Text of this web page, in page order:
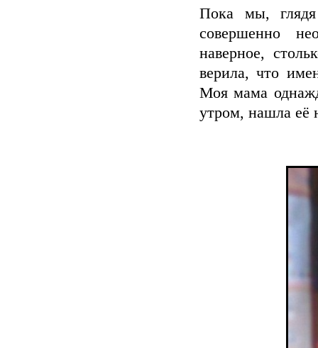
Пока мы,
совершенно
наверное,
верила, что
Моя мама
утром, нашла её